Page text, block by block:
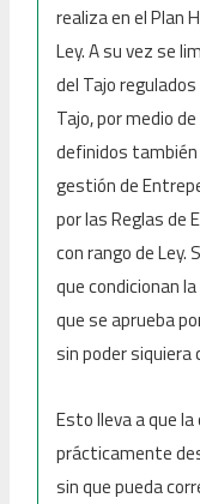
realiza en el Plan
Ley. A su vez se
del Tajo
Tajo, por medio
definidos también
gestión de
por las Reglas de
con rango de Ley.
que condicionan
que se aprueba
sin poder siquiera
Esto lleva a que
prácticamente
sin que pueda